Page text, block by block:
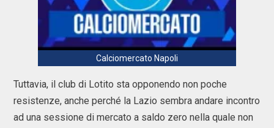
Calciomercato Napoli
Tuttavia, il club di Lotito sta opponendo non poche
resistenze, anche perché la Lazio sembra andare incontro
ad una sessione di mercato a saldo zero nella quale non